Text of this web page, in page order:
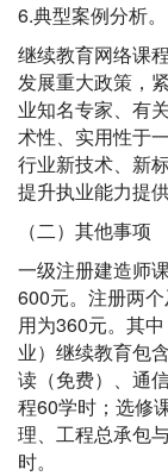
6.典型案例分
继续教育网络课
发展重大政策，
业知名专家、有
术性、实用性于
行业新技术、新
提升执业能力
（二）其他事
一级注册建造师
600元。注册两
用为360元。其
业）继续教育包
读（免费）、通
程60学时；选修
理、工程总承包
时。